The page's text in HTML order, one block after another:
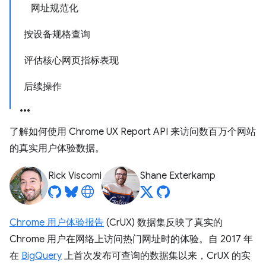
网址规范化
按设备规格查询
评估核心网页指标表现
后续操作
了解如何使用 Chrome UX Report API 来访问数百万个网站
的真实用户体验数据。
Rick Viscomi Shane Exterkamp
Chrome 用户体验报告 (CrUX) 数据集反映了真实的
Chrome 用户在网络上访问热门网址时的体验。自 2017 年
在 BigQuery 上首次发布可查询的数据集以来，CrUX 的实